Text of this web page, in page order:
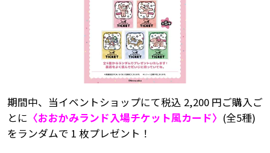
期間中、当イベントショップにて税込 2,200 円ご購入ご
とに 〈おおかみランド入場チケット風カード〉 (全5種)
をランダムで 1 枚プレゼント！